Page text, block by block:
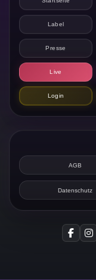
Label
Presse
Live
Login
AGB
Datenschutz